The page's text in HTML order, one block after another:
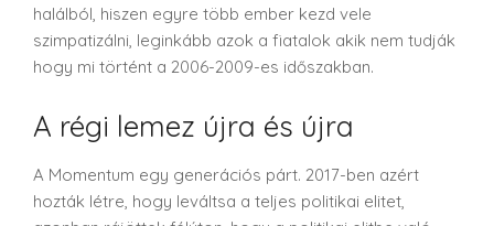
halálból, hiszen egyre több ember kezd vele
szimpatizálni, leginkább azok a fiatalok akik nem tudják
hogy mi történt a 2006-2009-es időszakban.
A régi lemez újra és újra
A Momentum egy generációs párt. 2017-ben azért
hozták létre, hogy leváltsa a teljes politikai elitet,